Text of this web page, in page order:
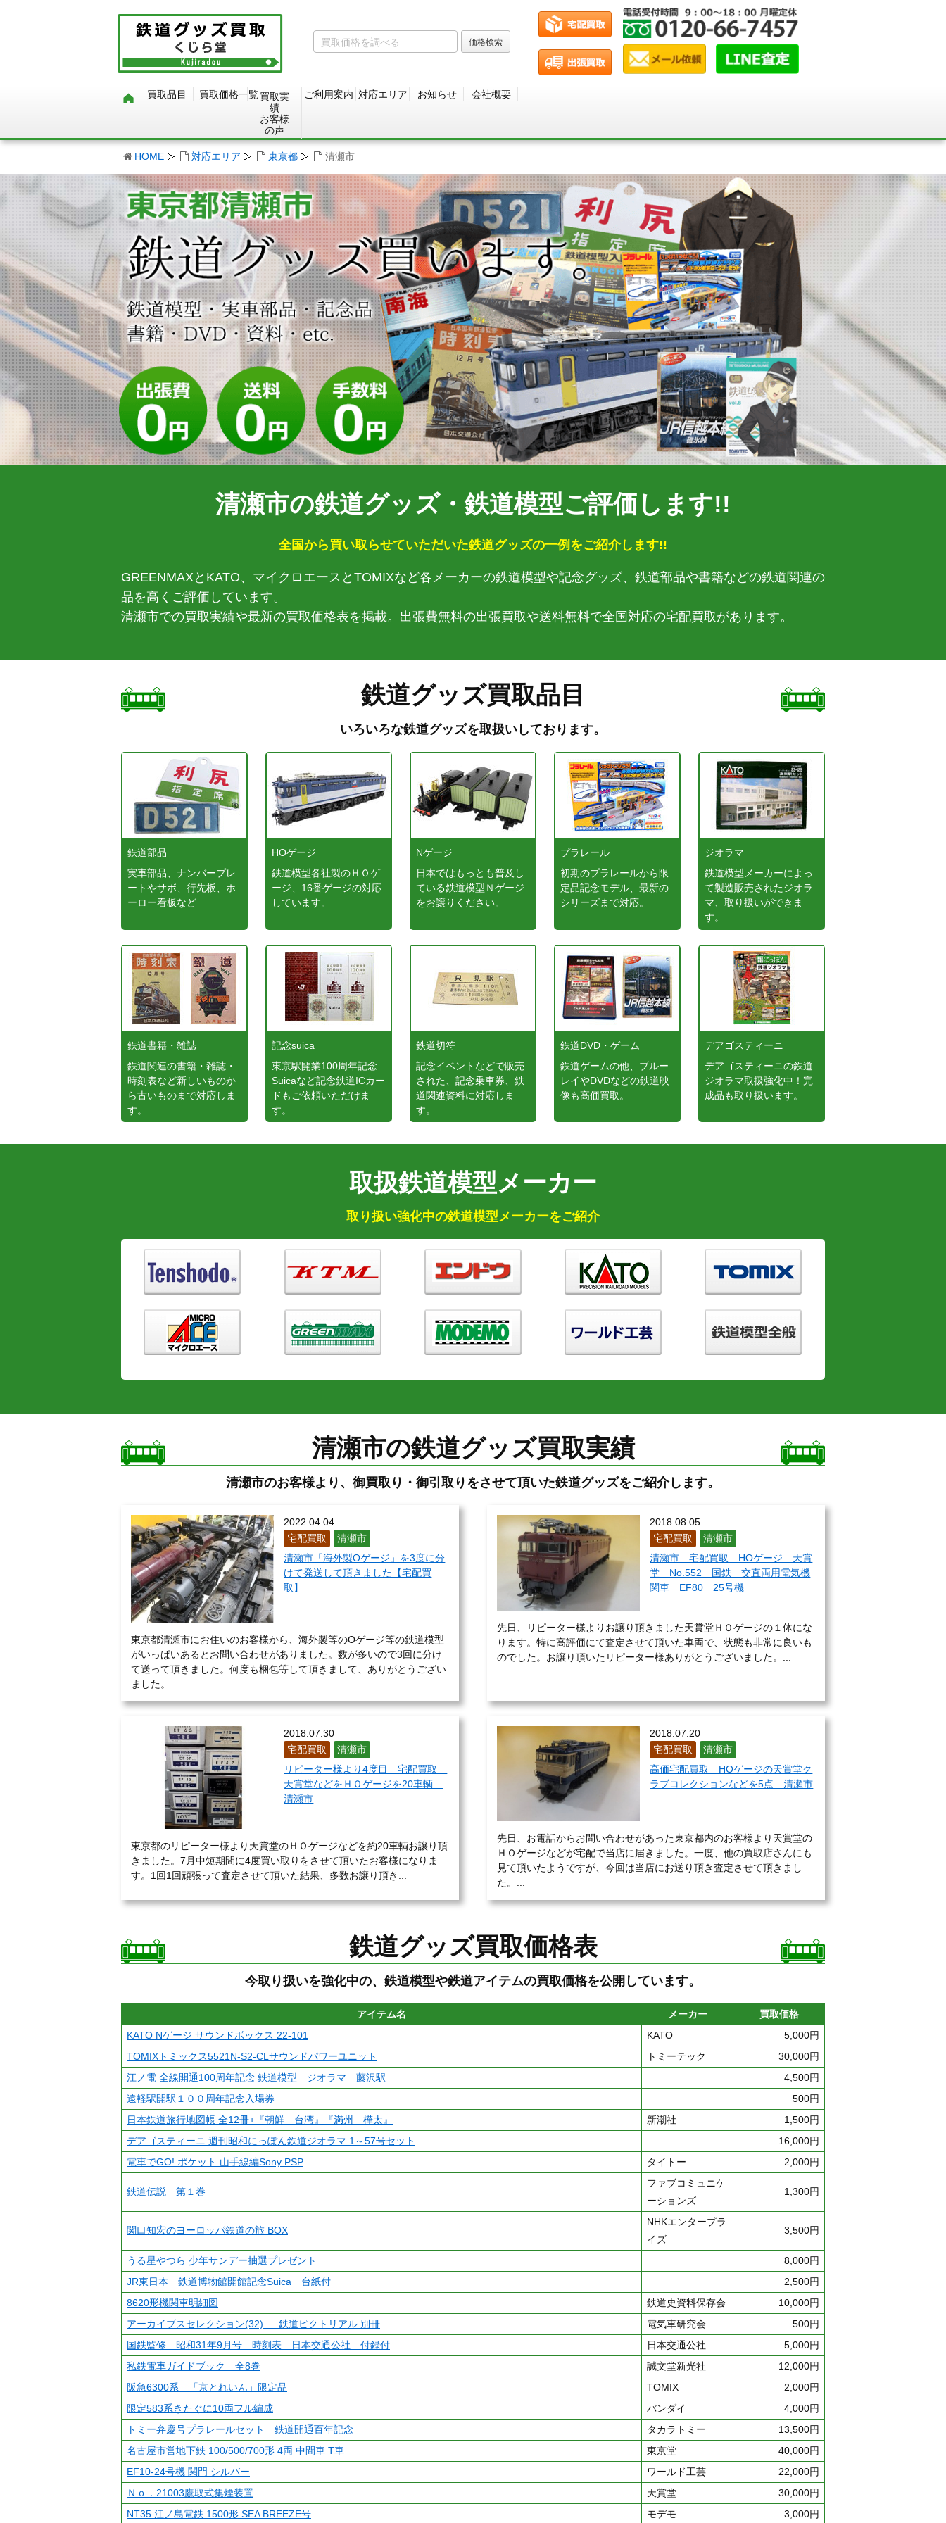
買取品目 買取価格一覧買取実
績
お客様
の声
ご利用案内 対応エリア お知らせ 会社概要
HOME 対応エリア 東京都 清瀬市
清瀬市の鉄道グッズ・鉄道模型ご評価します!!
全国から買い取らせていただいた鉄道グッズの一例をご紹介します!!
GREENMAXとKATO、マイクロエースとTOMIXなど各メーカーの鉄道模型や記念グッズ、鉄道部品や書籍などの鉄道関連の
品を高くご評価しています。
清瀬市での買取実績や最新の買取価格表を掲載。出張費無料の出張買取や送料無料で全国対応の宅配買取があります。
鉄道グッズ買取品目
いろいろな鉄道グッズを取扱いしております。
鉄道部品
実車部品、ナンバープレ
ートやサボ、行先板、ホ
ーロー看板など
HOゲージ
鉄道模型各社製のＨＯゲ
ージ、16番ゲージの対応
しています。
Nゲージ
日本ではもっとも普及し
ている鉄道模型Ｎゲージ
をお譲りください。
プラレール
初期のプラレールから限
定品記念モデル、最新の
シリーズまで対応。
ジオラマ
鉄道模型メーカーによっ
て製造販売されたジオラ
マ、取り扱いができま
す。
鉄道書籍・雑誌
鉄道関連の書籍・雑誌・
時刻表など新しいものか
ら古いものまで対応しま
す。
記念suica
東京駅開業100周年記念
Suicaなど記念鉄道ICカー
ドもご依頼いただけま
す。
鉄道切符
記念イベントなどで販売
された、記念乗車券、鉄
道関連資料に対応しま
す。
鉄道DVD・ゲーム
鉄道ゲームの他、ブルー
レイやDVDなどの鉄道映
像も高価買取。
デアゴスティーニ
デアゴスティーニの鉄道
ジオラマ取扱強化中！完
成品も取り扱います。
取扱鉄道模型メーカー
取り扱い強化中の鉄道模型メーカーをご紹介
清瀬市の鉄道グッズ買取実績
清瀬市のお客様より、御買取り・御引取りをさせて頂いた鉄道グッズをご紹介します。
2022.04.04
宅配買取
清瀬市
清瀬市「海外製Oゲージ」を3度に分
けて発送して頂きました【宅配買
取】
東京都清瀬市にお住いのお客様から、海外製等のOゲージ等の鉄道模型
がいっぱいあるとお問い合わせがありました。数が多いので3回に分け
て送って頂きました。何度も梱包等して頂きまして、ありがとうござい
ました。...
2018.08.05
宅配買取
清瀬市
清瀬市 宅配買取 HOゲージ 天賞
堂 No.552 国鉄 交直両用電気機
関車 EF80 25号機
先日、リピーター様よりお譲り頂きました天賞堂ＨＯゲージの１体にな
ります。特に高評価にて査定させて頂いた車両で、状態も非常に良いも
のでした。お譲り頂いたリピーター様ありがとうございました。...
2018.07.30
宅配買取
清瀬市
リピーター様より4度目 宅配買取
天賞堂などをＨＯゲージを20車輌
清瀬市
東京都のリピーター様より天賞堂のＨＯゲージなどを約20車輌お譲り頂
きました。7月中短期間に4度買い取りをさせて頂いたお客様になりま
す。1回1回頑張って査定させて頂いた結果、多数お譲り頂き...
2018.07.20
宅配買取
清瀬市
高価宅配買取 HOゲージの天賞堂ク
ラブコレクションなどを5点 清瀬市
先日、お電話からお問い合わせがあった東京都内のお客様より天賞堂の
ＨＯゲージなどが宅配で当店に届きました。一度、他の買取店さんにも
見て頂いたようですが、今回は当店にお送り頂き査定させて頂きまし
た。...
鉄道グッズ買取価格表
今取り扱いを強化中の、鉄道模型や鉄道アイテムの買取価格を公開しています。
アイテム名 メーカー
買取価格
KATO Nゲージ サウンドボックス 22-101
KATO
5,000円
TOMIXトミックス5521N-S2-CLサウンドパワーユニット
トミーテック
30,000円
江ノ電 全線開通100周年記念 鉄道模型 ジオラマ 藤沢駅
4,500円
遠軽駅開駅１００周年記念入場券
500円
日本鉄道旅行地図帳 全12冊+『朝鮮 台湾』『満州 樺太』
新潮社
1,500円
デアゴスティーニ 週刊昭和にっぽん鉄道ジオラマ 1～57号セット
16,000円
電車でGO! ポケット 山手線編Sony PSP
タイトー 2,000円
鉄道伝説 第１巻
ファブコミュニケ
ーションズ
1,300円
関口知宏のヨーロッパ鉄道の旅 BOX
NHKエンタープラ
イズ
3,500円
うる星やつら 少年サンデー抽選プレゼント
8,000円
JR東日本 鉄道博物館開館記念Suica 台紙付
2,500円
8620形機関車明細図
鉄道史資料保存会
10,000円
アーカイブスセレクション(32) 鉄道ピクトリアル 別冊
電気車研究会
500円
国鉄監修 昭和31年9月号 時刻表 日本交通公社 付録付
日本交通公社
5,000円
私鉄電車ガイドブック 全8巻
誠文堂新光社
12,000円
阪急6300系 「京とれいん」限定品
TOMIX
2,000円
限定583系きたぐに10両フル編成
バンダイ
4,000円
トミー弁慶号プラレールセット 鉄道開通百年記念
タカラトミー
13,500円
名古屋市営地下鉄 100/500/700形 4両 中間車 T車
東京堂
40,000円
EF10-24号機 関門 シルバー
ワールド工芸
22,000円
Ｎｏ．21003鷹取式集煙装置
天賞堂
30,000円
NT35 江ノ島電鉄 1500形 SEA BREEZE号
モデモ 3,000円